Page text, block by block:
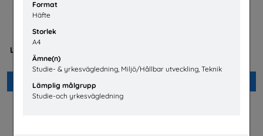
Format
Häfte
Storlek
A4
Ämne(n)
Studie- & yrkesvägledning, Miljö/Hållbar utveckling, Teknik
Lämplig målgrupp
Studie-och yrkesvägledning
Mer än en fluga -
Lärarhandledning om barns
och ungas trygghet på nätet
Plan International Sverige
Beställ 0kr